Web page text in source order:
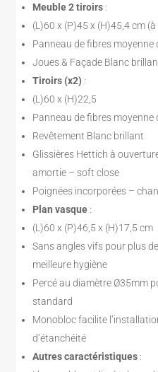
Meuble 2 tiroirs :
(L)60 x (P)45 x (H)45,4 cm
Panneau de fibres moyenne
Joues & Façade Blanc
Tiroirs (x2) :
(L)60 x (H)22,5
Panneau de fibres moyenne
Revêtement Blanc brillant
Glissières Hettich à
amortie – soft close
Poignées incorporées –
Plan vasque :
(L)60 x (P)46,5 x (H)17,5 cm
Sans angles vifs pour plus
meilleure hygiène
Percé au diamètre Ø35mm
standard
Monobloc facilite
d’étanchéité
Autres caractéristiques :